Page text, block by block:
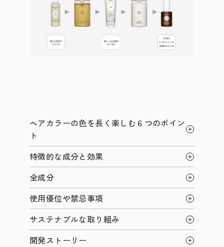
ヘアカラーの色を長く楽しむ６つのポイン
ト
特徴的な成分と効果
全成分
使用優位や禁忌事項
サステナブルな取り組み
開発ストーリー